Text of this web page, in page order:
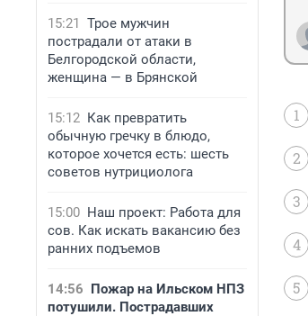
15:21 Трое мужчин
пострадали от атаки в
Белгородской области,
женщина — в Брянской
15:12 Как превратить
обычную гречку в блюдо,
которое хочется есть: шесть
советов нутрициолога
15:00 Наш проект: Работа для
сов. Как искать вакансию без
ранних подъемов
14:56 Пожар на Ильском НПЗ
потушили. Пострадавших
1
2
3
4
5